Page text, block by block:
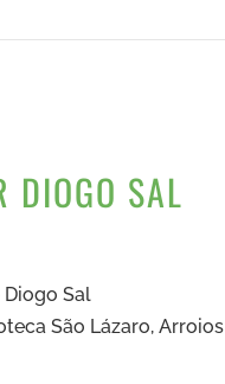
DIOGO SAL
Diogo Sal
São Lázaro, Arroios